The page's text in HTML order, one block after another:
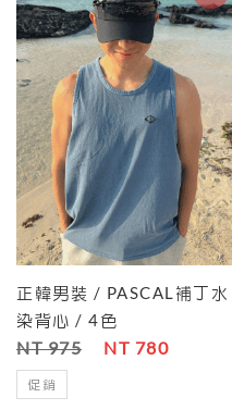
正韓男裝 / PASCAL補丁水
染背心 / 4色
NT 975 NT 780
促銷